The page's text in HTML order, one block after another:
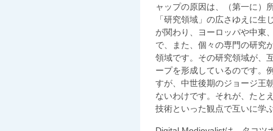
ャップの原因は、（第一に）
「研究領域」の広さゆえに
が関わり、ヨーロッパや中東
で、また、個々の専門の研究
領域です。その研究領域が、
ープを形成しているのです。
すが、中世後期のジョージ王
ないわけです。それが、たと
技術といった観点で互いに学